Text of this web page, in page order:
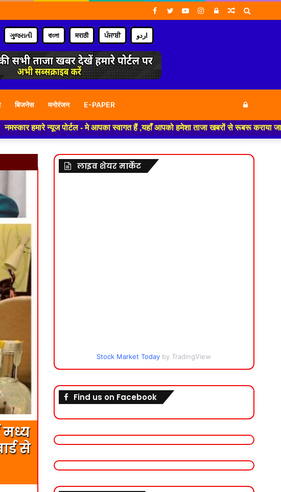
Random
Log
Instagram
YouTube
Twitter
Facebook
ગુજરાતી বাংলা मराठी ਪੰਜਾਬੀ اردو
बिजनेस मनोरंजन E-PAPER Log
In
न्यूज पोर्टल - मे आपका स्वागत हैं ,यहाँ आपको हमेशा ताजा खबरों से रूबरू कराया जाएगा ,
मध्य
से
लाइव शेयर मार्केट
Stock Market Today by TradingView
Find us on Facebook